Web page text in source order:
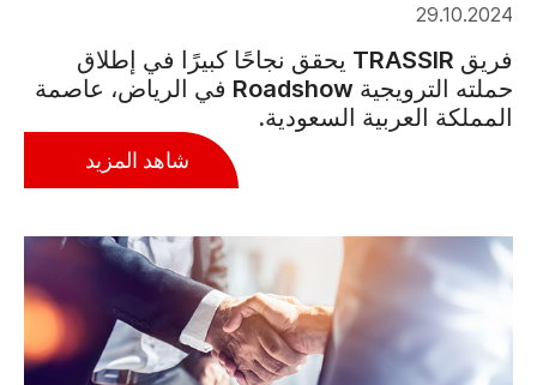
29.10.2024
فريق TRASSIR يحقق نجاحًا كبيرًا في إطلاق
حملته الترويجية Roadshow في الرياض، عاصمة
المملكة العربية السعودية.
شاهد المزيد